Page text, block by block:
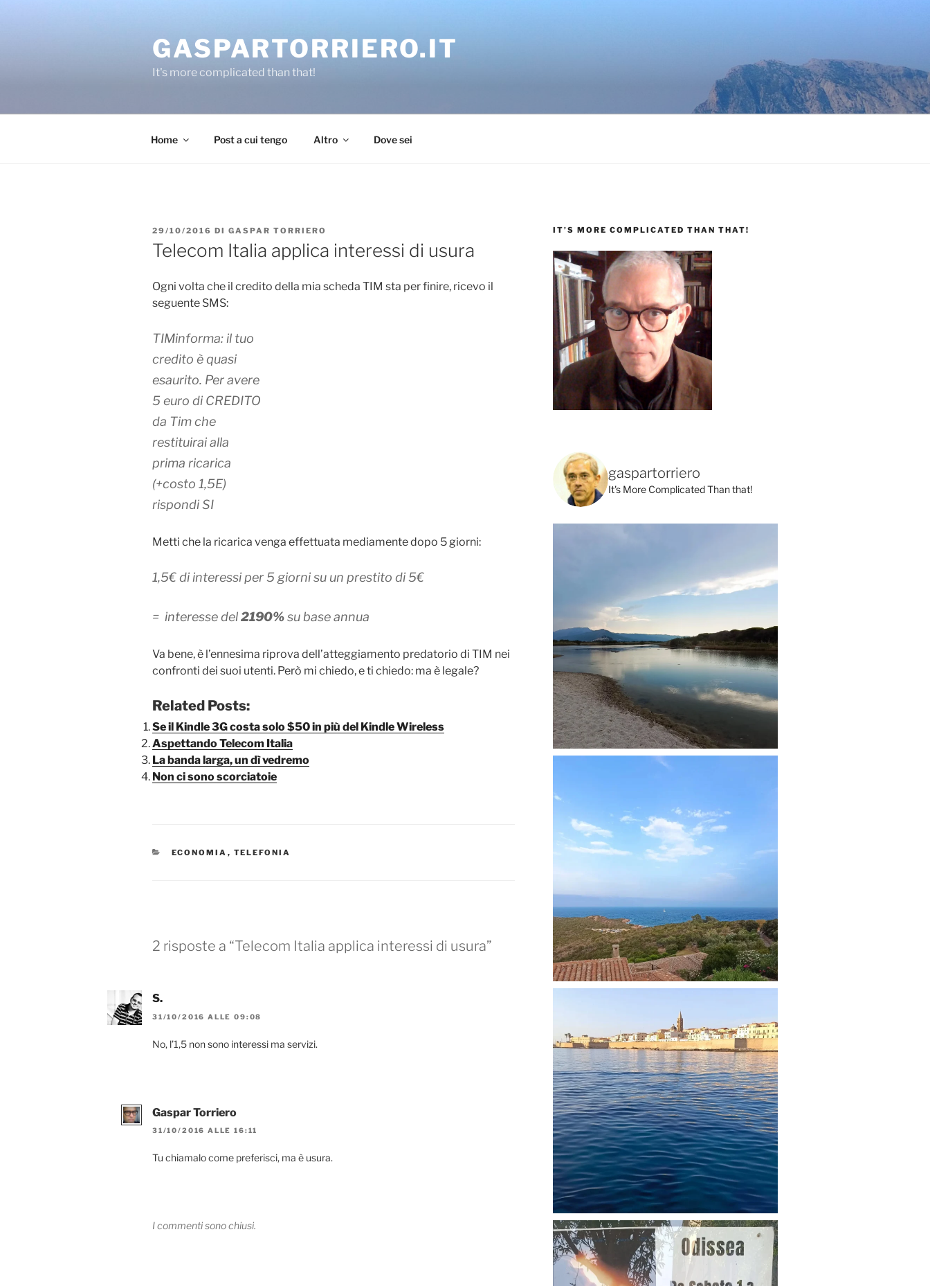
GASPARTORRIERO.IT
It's more complicated than that!
Home Post a cui tengo Altro Dove sei
PUBBLICATO
IL
29/10/2016 DI GASPAR TORRIERO
Telecom Italia applica interessi di usura
Ogni volta che il credito della mia scheda TIM sta per finire, ricevo il
seguente SMS:
TIMinforma: il tuo
credito è quasi
esaurito. Per avere
5 euro di CREDITO
da Tim che
restituirai alla
prima ricarica
(+costo 1,5E)
rispondi SI
Metti che la ricarica venga effettuata mediamente dopo 5 giorni:
1,5€ di interessi per 5 giorni su un prestito di 5€
= interesse del2190%su base annua
Va bene, è l’ennesima riprova dell’atteggiamento predatorio di TIM nei
confronti dei suoi utenti. Però mi chiedo, e ti chiedo: ma è legale?
Related Posts:
Se il Kindle 3G costa solo $50 in più del Kindle Wireless
Aspettando Telecom Italia
La banda larga, un dì vedremo
Non ci sono scorciatoie
CATEGORIE
ECONOMIA , TELEFONIA
2 risposte a “Telecom Italia applica interessi di usura”
S.
31/10/2016 ALLE 09:08
No, l’1,5 non sono interessi ma servizi.
Gaspar Torriero
31/10/2016 ALLE 16:11
Tu chiamalo come preferisci, ma è usura.
I commenti sono chiusi.
IT’S MORE COMPLICATED THAN THAT!
gaspartorriero
It's More Complicated Than that!